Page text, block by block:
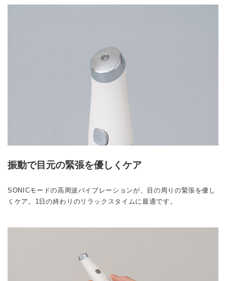
振動で目元の緊張を優しくケア
SONICモードの高周波バイブレーションが、目の周りの緊張を優し
くケア。1日の終わりのリラックスタイムに最適です。